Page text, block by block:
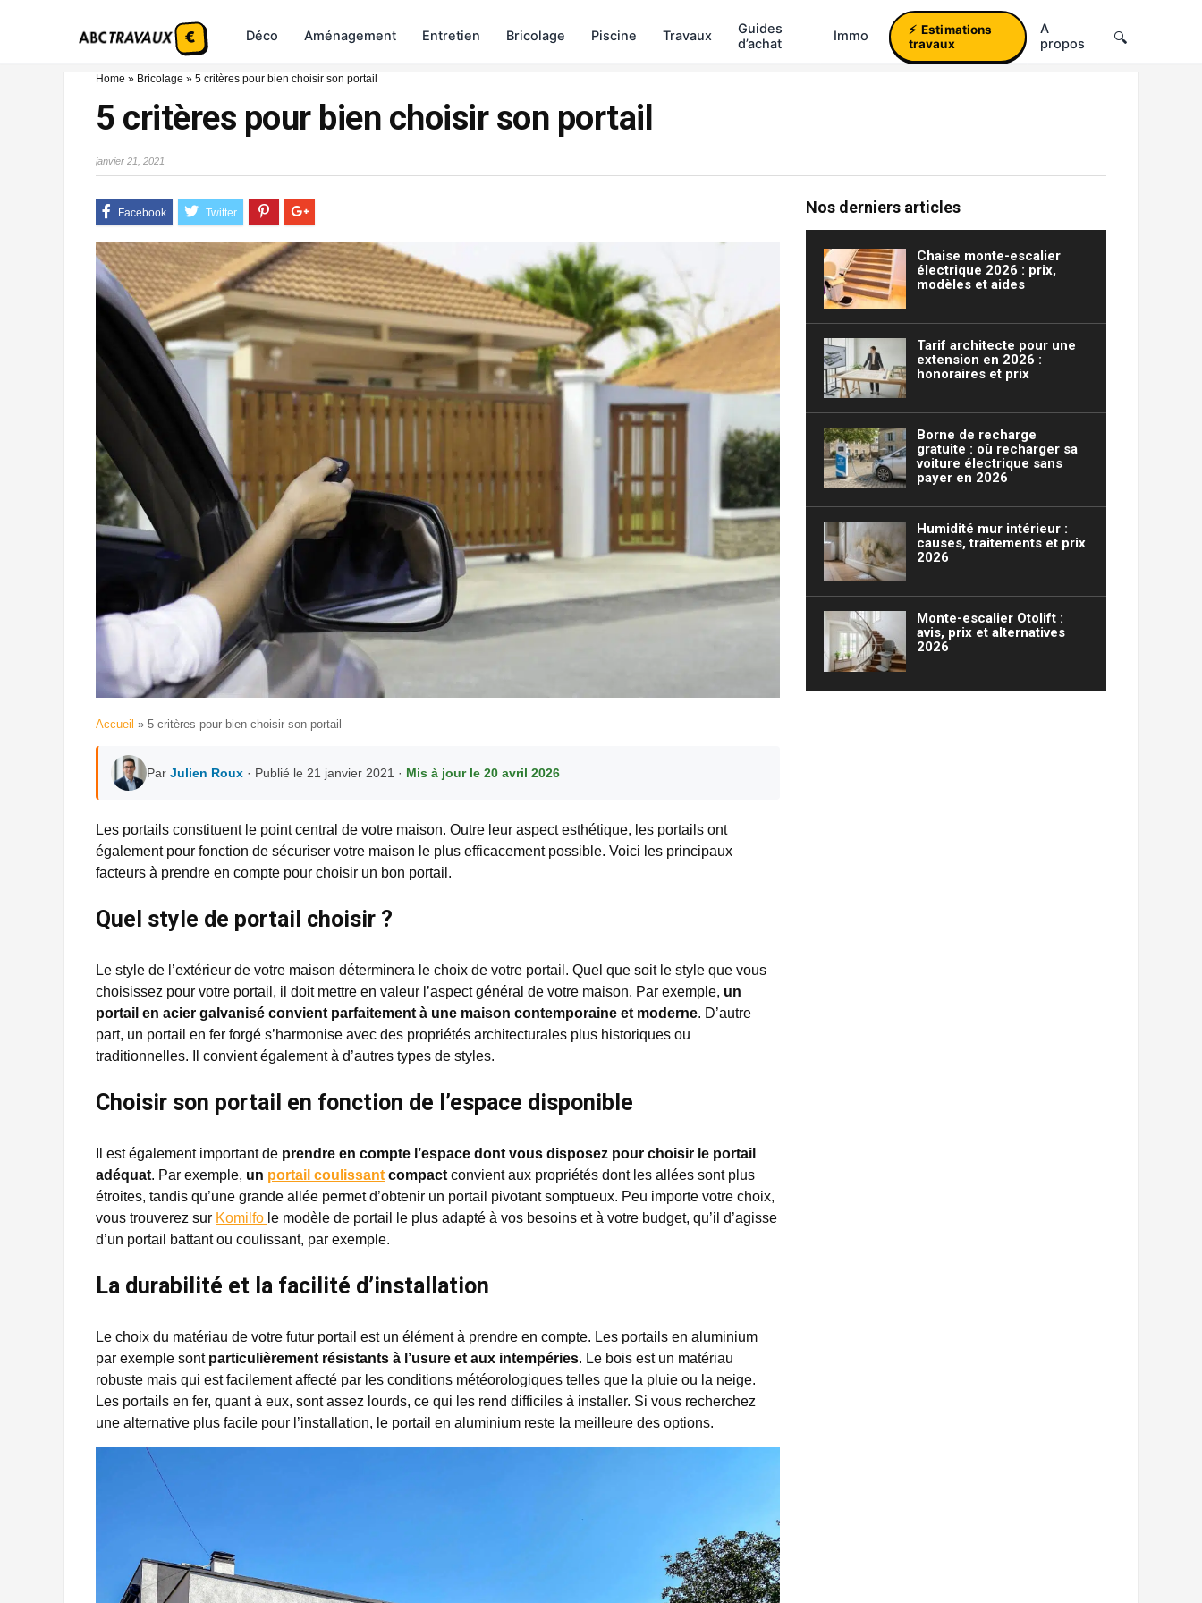
Déco Aménagement Entretien Bricolage Piscine Travaux
Guides
d’achat
Immo
Estimations
travaux
A
propos
Home » Bricolage » 5 critères pour bien choisir son portail
5 critères pour bien choisir son portail
janvier 21, 2021
Accueil » 5 critères pour bien choisir son portail
Par Julien Roux · Publié le 21 janvier 2021 · Mis à jour le 20 avril 2026
Les portails constituent le point central de votre maison. Outre leur aspect esthétique, les portails ont
également pour fonction de sécuriser votre maison le plus efficacement possible. Voici les principaux
facteurs à prendre en compte pour choisir un bon portail.
Quel style de portail choisir ?
Le style de l’extérieur de votre maison déterminera le choix de votre portail. Quel que soit le style que vous
choisissez pour votre portail, il doit mettre en valeur l’aspect général de votre maison. Par exemple, un
portail en acier galvanisé convient parfaitement à une maison contemporaine et moderne. D’autre
part, un portail en fer forgé s’harmonise avec des propriétés architecturales plus historiques ou
traditionnelles. Il convient également à d’autres types de styles.
Choisir son portail en fonction de l’espace disponible
Il est également important de prendre en compte l’espace dont vous disposez pour choisir le portail
adéquat. Par exemple, un portail coulissant compact convient aux propriétés dont les allées sont plus
étroites, tandis qu’une grande allée permet d’obtenir un portail pivotant somptueux. Peu importe votre choix,
vous trouverez sur Komilfo le modèle de portail le plus adapté à vos besoins et à votre budget, qu’il d’agisse
d’un portail battant ou coulissant, par exemple.
La durabilité et la facilité d’installation
Le choix du matériau de votre futur portail est un élément à prendre en compte. Les portails en aluminium
par exemple sont particulièrement résistants à l’usure et aux intempéries. Le bois est un matériau
robuste mais qui est facilement affecté par les conditions météorologiques telles que la pluie ou la neige.
Les portails en fer, quant à eux, sont assez lourds, ce qui les rend difficiles à installer. Si vous recherchez
une alternative plus facile pour l’installation, le portail en aluminium reste la meilleure des options.
Nos derniers articles
Chaise monte-escalier
électrique 2026 : prix,
modèles et aides
Tarif architecte pour une
extension en 2026 :
honoraires et prix
Borne de recharge
gratuite : où recharger sa
voiture électrique sans
payer en 2026
Humidité mur intérieur :
causes, traitements et prix
2026
Monte-escalier Otolift :
avis, prix et alternatives
2026